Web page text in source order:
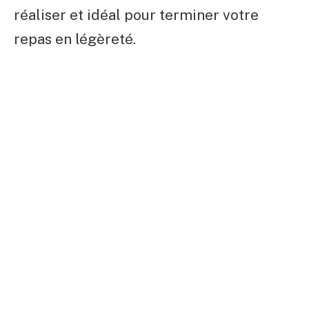
réaliser et idéal pour terminer votre
repas en légèreté.